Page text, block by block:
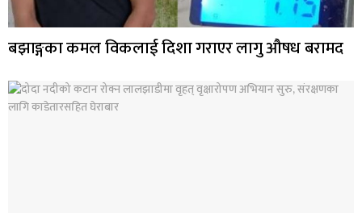
बझाङ्गका कमल विकलाई दिशा गराएर लागु औषध बरामद